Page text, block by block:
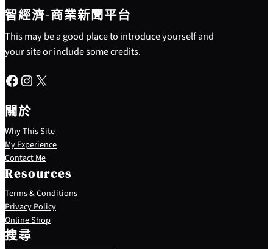
智經濟-商業新聞平台
This may be a good place to introduce yourself and
your site or include some credits.
Facebook Instagram X
關於
Why This Site
My Experience
Contact Me
Resources
Terms & Conditions
Privacy Policy
Online Shop
搜尋
S
e
a